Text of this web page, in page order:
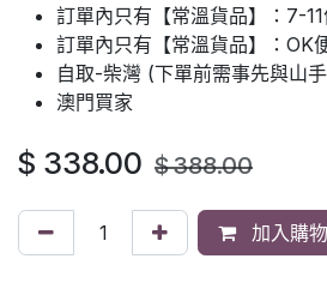
訂單內只有【常溫貨品】：7-
訂單內只有【常溫貨品】：OK
自取-柴灣 (下單前需事先與山
澳門買家
$ 338.00 $388.00
加入購